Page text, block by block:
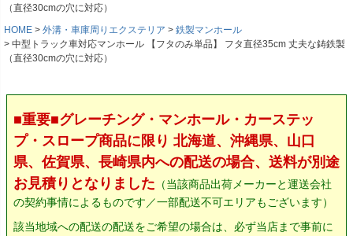
（直径30cmの穴に対応）
HOME
外溝・車庫周りエクステリア
鉄製マンホール
中型トラック車対応マンホール 【フタのみ単品】 フタ直径35cm 丈夫な鋳鉄製
（直径30cmの穴に対応）
■重要■グレーチング・マンホール・カーステッ
プ・スロープ商品に限り 北海道、沖縄県、山口
県、佐賀県、長崎県内への配送の場合、送料が別途
お見積りとなりました （当該商品出荷メーカーと運送会社
の契約事情によるものです／一部配送不可エリアもございます）
該当地域への配送の配送をご希望の場合は、必ず当店まで事前に